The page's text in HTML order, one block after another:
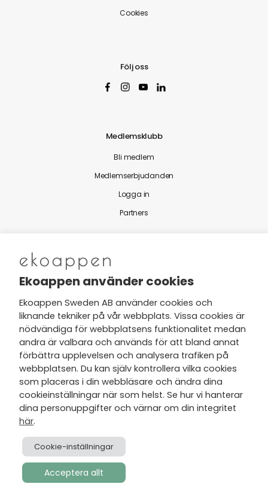
Cookies
Följ oss
Medlemsklubb
Bli medlem
Medlemserbjudanden
Logga in
Partners
Nytt från Ekoappen
Jag har tagit del av Ekoappens
personuppgifts- och
integritetspolicyoch tar gärna del
av nyheter, hälsotips och exklusiva
erbjudanden via min e-post.
Skapad av
Ekoappen använder cookies
Ekoappen Sweden AB använder cookies och
liknande tekniker på vår webbplats. Vissa cookies är
nödvändiga för webbplatsens funktionalitet medan
andra är valbara och används för att bland annat
förbättra upplevelsen och analysera trafiken på
webbplatsen. Du kan själv kontrollera vilka cookies
som placeras i din webbläsare och ändra dina
cookieinställningar när som helst. Se hur vi hanterar
dina personuppgifter och värnar om din integritet
här.
Cookie-inställningar
Acceptera allt